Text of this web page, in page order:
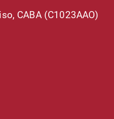
CABA (C1023AAO)